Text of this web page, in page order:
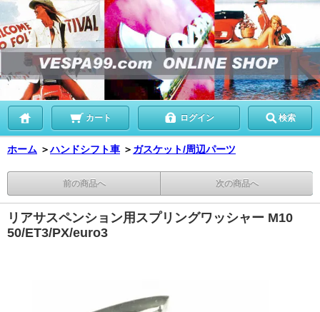
カート ログイン 検索
ホーム ＞ハンドシフト車 ＞ ガスケット/周辺パーツ
前の商品へ 次の商品へ
リアサスペンション用スプリングワッシャー M10
50/ET3/PX/euro3